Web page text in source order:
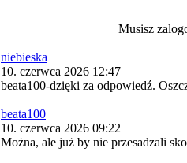
Musisz
niebieska
10. czerwca 2026 12:47
beata100-dzięki za odpowiedź.
beata100
10. czerwca 2026 09:22
Można, ale już by nie przesadzali